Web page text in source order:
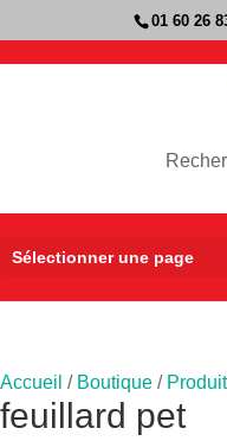
01 60 26
Sélectionner une page
Accueil / Boutique /
feuillard pet